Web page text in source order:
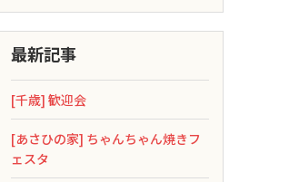
最新記事
[千歳] 歓迎会
[あさひの家] ちゃんちゃん焼きフ
ェスタ